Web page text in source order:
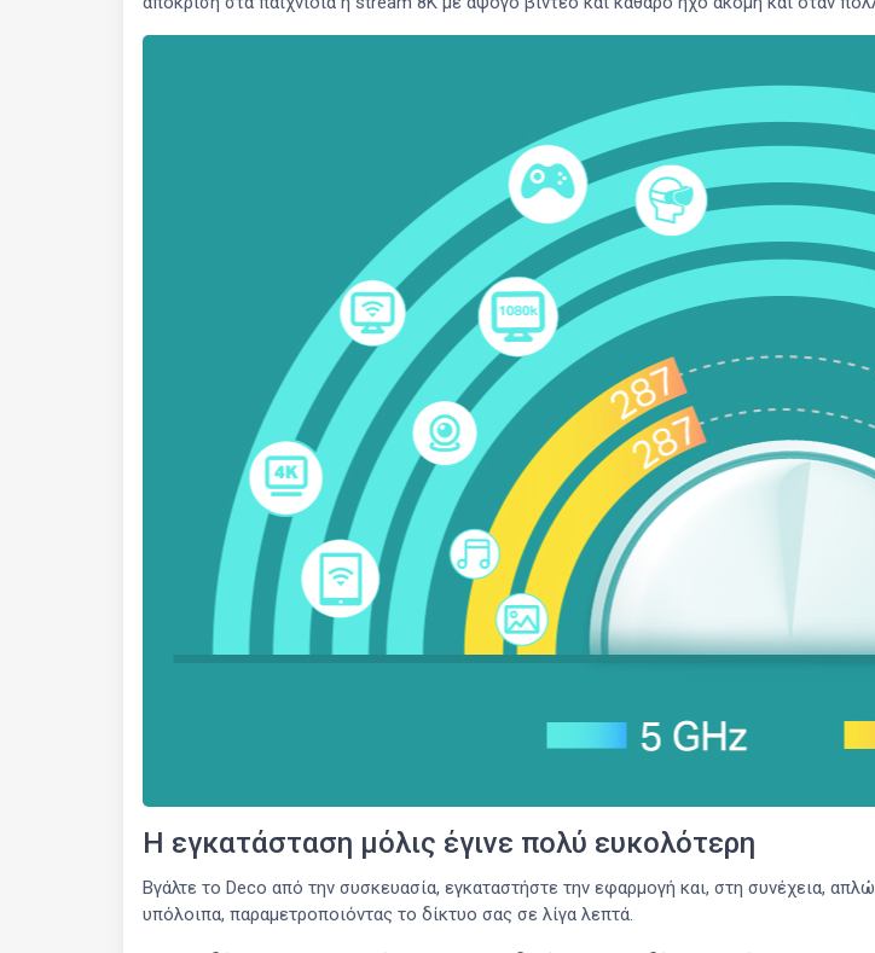
Η εγκατάσταση μόλις έγινε πολύ ευκολότερη
Βγάλτε το Deco από την συσκευασία, εγκαταστήστε την εφαρμογή και, στη συνέχεια,
υπόλοιπα, παραμετροποιόντας το δίκτυο σας σε λίγα λεπτά.